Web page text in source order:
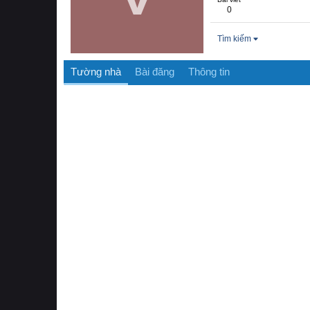
0
Tìm kiếm
Tường nhà Bài đăng Thông tin